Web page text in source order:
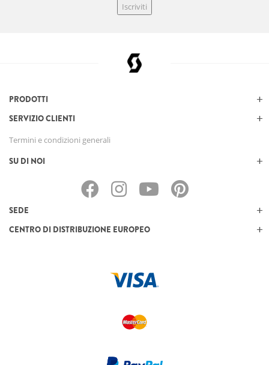
Iscriviti
PRODOTTI
SERVIZIO CLIENTI
Termini e condizioni generali
SU DI NOI
SEDE
CENTRO DI DISTRIBUZIONE EUROPEO